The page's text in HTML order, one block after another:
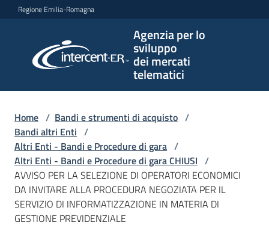
Vai al contenuto
Vai alla navigazione
Vai al footer
Regione Emilia-Romagna
Agenzia per lo
sviluppo
dei mercati
telematici
per lo
sviluppo
telematici
L'Agenzia
Bandi
Home / Bandi e strumenti di acquisto /
Bandi altri Enti /
Altri Enti - Bandi e Procedure di gara /
Altri Enti - Bandi e Procedure di gara CHIUSI /
AVVISO PER LA SELEZIONE DI OPERATORI ECONOMICI
DA INVITARE ALLA PROCEDURA NEGOZIATA PER IL
SERVIZIO DI INFORMATIZZAZIONE IN MATERIA DI
GESTIONE PREVIDENZIALE